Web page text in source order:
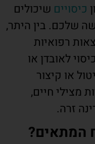
כיסויים שיכולים
שלכם. בין היתר,
רפואיות
לאובדן או
או קיצור
מצילי חיים,
זרה.
המתאים?